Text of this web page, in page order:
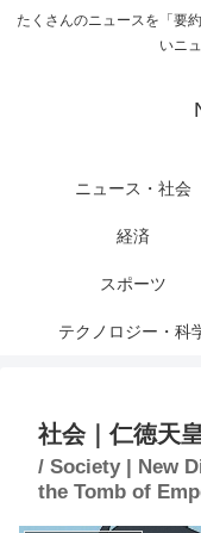
たくさんのニュースを「要
いニ
ニュース・社会
経済
スポーツ
テクノロジー・科
社会｜仁徳天
/ Society | New
the Tomb of